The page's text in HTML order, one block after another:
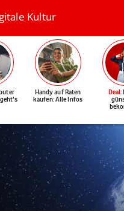
Kultur
Handy auf Raten
kaufen: Alle Infos
Deal: